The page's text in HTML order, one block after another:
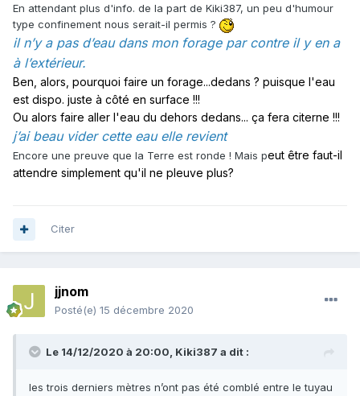
En attendant plus d'info. de la part de Kiki387, un peu d'humour
type confinement nous serait-il permis ?
il n’y a pas d’eau dans mon forage par contre il y en a
à l’extérieur.
Ben, alors, pourquoi faire un forage...dedans ? puisque l'eau
est dispo. juste à côté en surface !!!
Ou alors faire aller l'eau du dehors dedans... ça fera citerne !!!
j’ai beau vider cette eau elle revient
Encore une preuve que la Terre est ronde ! Mais peut être faut-il
attendre simplement qu'il ne pleuve plus?
Citer
jjnom
Posté(e) 15 décembre 2020
Le 14/12/2020 à 20:00, Kiki387 a dit :
les trois derniers mètres n’ont pas été comblé entre le tuyau